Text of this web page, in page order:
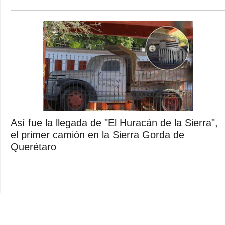
Así fue la llegada de "El Huracán de la Sierra",
el primer camión en la Sierra Gorda de
Querétaro